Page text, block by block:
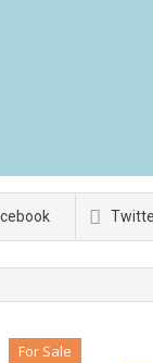
For Sale